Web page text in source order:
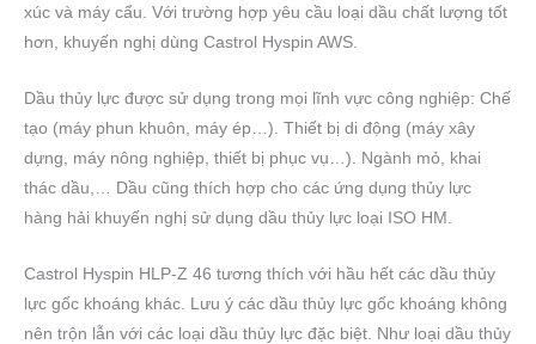
xúc và máy cẩu. Với trường hợp yêu cầu loại dầu chất lượng tốt
hơn, khuyến nghị dùng Castrol Hyspin AWS.
Dầu thủy lực được sử dụng trong mọi lĩnh vực công nghiệp: Chế
tạo (máy phun khuôn, máy ép…). Thiết bị di động (máy xây
dựng, máy nông nghiệp, thiết bị phục vụ…). Ngành mỏ, khai
thác dầu,… Dầu cũng thích hợp cho các ứng dụng thủy lực
hàng hải khuyến nghị sử dụng dầu thủy lực loại ISO HM.
Castrol Hyspin HLP-Z 46 tương thích với hầu hết các dầu thủy
lực gốc khoáng khác. Lưu ý các dầu thủy lực gốc khoáng không
nên trộn lẫn với các loại dầu thủy lực đặc biệt. Như loại dầu thủy